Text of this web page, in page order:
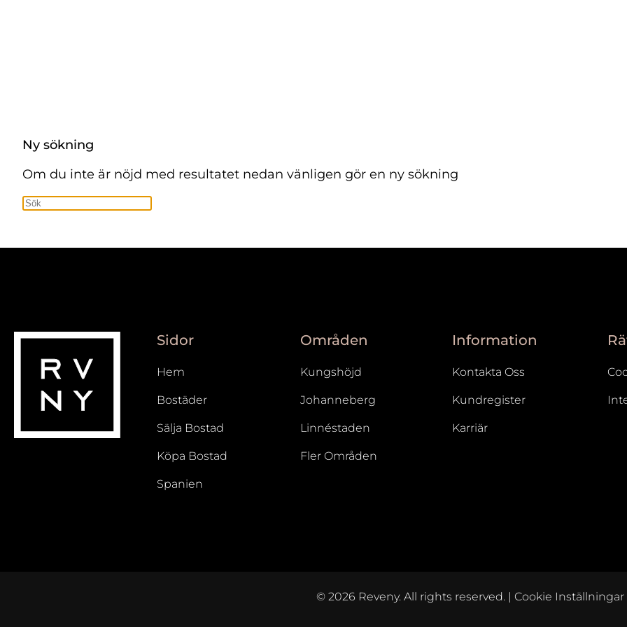
Ny sökning
Om du inte är nöjd med resultatet nedan vänligen gör en ny sökning
Sidor
Hem
Bostäder
Sälja Bostad
Köpa Bostad
Spanien
Områden
Kungshöjd
Johanneberg
Linnéstaden
Fler Områden
Information
Kontakta Oss
Kundregister
Karriär
© 2026 Reveny. All rights reserved. | Cookie Inställningar
Gårda Och Stampen
Johanneberg
Vasastaden
Västra Centrum